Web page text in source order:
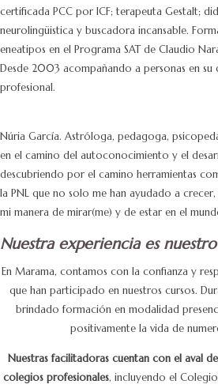
certificada PCC por ICF; terapeuta Gestalt;
neurolingüistica y buscadora incansable.
eneatipos en el Programa SAT de Claudio
Desde 2003 acompañando a personas en
profesional.
Núria García. Astróloga, pedagoga,
en el camino del autoconocimiento y el
descubriendo por el camino herramientas
la PNL que no solo me han ayudado a
mi manera de mirar(me) y de estar en el
Nuestra experiencia es
En Marama, contamos con la confianza y
que han participado en nuestros cursos.
brindado formación en modalidad
positivamente la vida de
Nuestras facilitadoras cuentan con el aval
colegios profesionales, incluyendo el